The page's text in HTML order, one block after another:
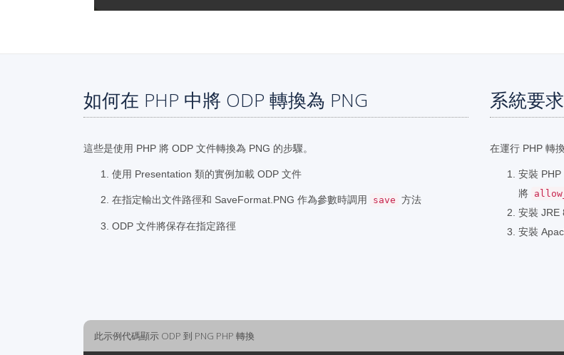
如何在 PHP 中將 ODP 轉換為 PNG
這些是使用 PHP 將 ODP 文件轉換為 PNG 的步驟。
使用 Presentation 類的實例加載 ODP 文件
在指定輸出文件路徑和 SaveFormat.PNG 作為參數時調用 save 方法
ODP 文件將保存在指定路徑
系統要求
在運行 PHP 轉
安裝
將
安裝 JRE
安裝
此示例代碼顯示 ODP 到 PNG PHP 轉換